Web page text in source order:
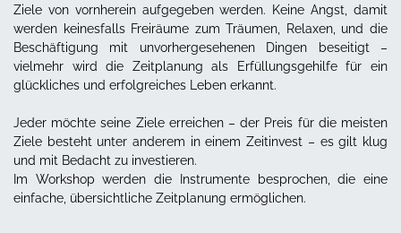
Ziele von vornherein aufgegeben werden. Keine Angst, damit
werden keinesfalls Freiräume zum Träumen, Relaxen, und die
Beschäftigung mit unvorhergesehenen Dingen beseitigt –
vielmehr wird die Zeitplanung als Erfüllungsgehilfe für ein
glückliches und erfolgreiches Leben erkannt.
Jeder möchte seine Ziele erreichen – der Preis für die meisten
Ziele besteht unter anderem in einem Zeitinvest – es gilt klug
und mit Bedacht zu investieren.
Im Workshop werden die Instrumente besprochen, die eine
einfache, übersichtliche Zeitplanung ermöglichen.